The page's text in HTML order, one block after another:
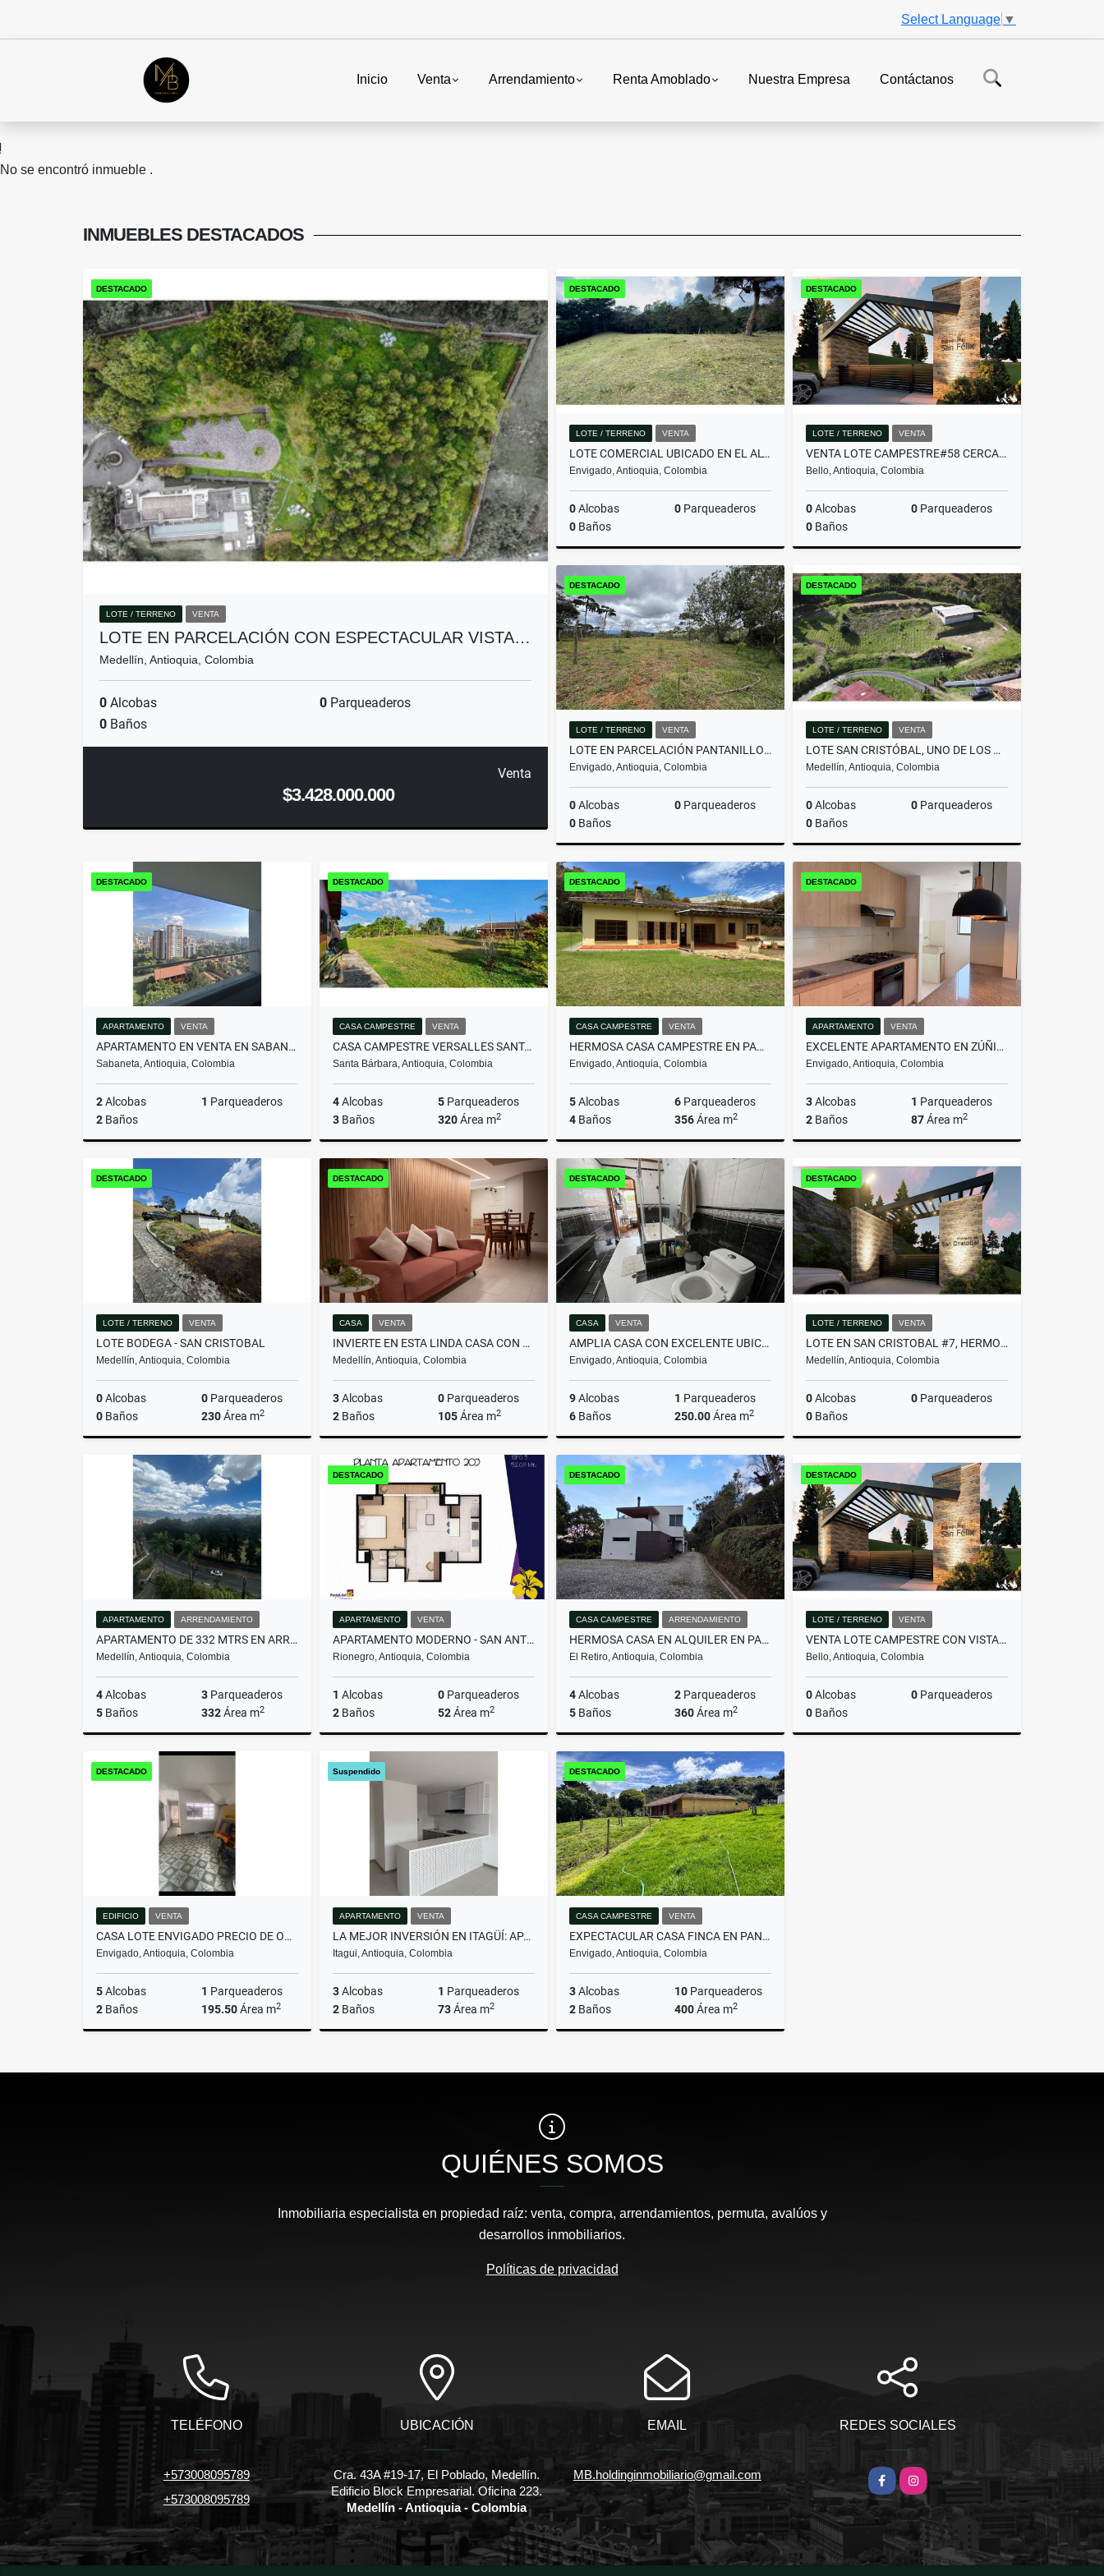
Select Language ▼
Inicio Venta Arrendamiento Renta Amoblado Nuestra Empresa Contáctanos
No se encontró inmueble .
INMUEBLES DESTACADOS
DESTACADO
LOTE / TERRENO VENTA
LOTE EN PARCELACIÓN CON ESPECTACULAR VISTA…
Medellín, Antioquia, Colombia
0 Alcobas 0 Parqueaderos
0 Baños
Venta
$3.428.000.000
DESTACADO
LOTE / TERRENO VENTA
LOTE COMERCIAL UBICADO EN EL ALTO DE PALMAS ANTES DEL PEAJE
Envigado, Antioquia, Colombia
0Alcobas 0 Parqueaderos
0 Baños
Venta
$9.999.999.999
DESTACADO
LOTE / TERRENO VENTA
VENTA LOTE CAMPESTRE#58 CERCA A MEDELLÍN, VISTA PANORÁMICA SIN PEAJE
Bello, Antioquia, Colombia
0Alcobas 0 Parqueaderos
0 Baños
Venta
$382.480.000
DESTACADO
LOTE / TERRENO VENTA
LOTE EN PARCELACIÓN PANTANILLO ENVIGADO ALTOS DE LA MANUELA
Envigado, Antioquia, Colombia
0Alcobas 0 Parqueaderos
0 Baños
Venta
$2.000.000.000
DESTACADO
LOTE / TERRENO VENTA
LOTE SAN CRISTÓBAL, UNO DE LOS MEJORES LOTES DE LA PARCELACIÓN
Medellín, Antioquia, Colombia
0Alcobas 0 Parqueaderos
0 Baños
Venta
$590.000.000
DESTACADO
APARTAMENTO VENTA
APARTAMENTO EN VENTA EN SABANETA | SECTOR EL CARMELO
Sabaneta, Antioquia, Colombia
2Alcobas 1 Parqueaderos
2 Baños
$580.000.000
DESTACADO
CASA CAMPESTRE VENTA
CASA CAMPESTRE VERSALLES SANTA BARBARA
Santa Bárbara, Antioquia, Colombia
4Alcobas 5 Parqueaderos
3 Baños 320Área m2
Venta
$465.000.000
DESTACADO
CASA CAMPESTRE VENTA
HERMOSA CASA CAMPESTRE EN PANTANILLO ENVIGADO
Envigado, Antioquia, Colombia
5Alcobas 6 Parqueaderos
4 Baños 356Área m2
Venta
$1.980.000.000
DESTACADO
APARTAMENTO VENTA
EXCELENTE APARTAMENTO EN ZÚÑIGA | UBICACIÓN ESTRATÉGICA Y SEGURA
Envigado, Antioquia, Colombia
3Alcobas 1 Parqueaderos
2 Baños 87Área m2
Venta
$780.000.000
DESTACADO
LOTE / TERRENO VENTA
LOTE BODEGA - SAN CRISTOBAL
Medellín, Antioquia, Colombia
0Alcobas 0 Parqueaderos
0 Baños 230Área m2
$563.850.000
DESTACADO
CASA VENTA
INVIERTE EN ESTA LINDA CASA CON PERMISO DE RENTAS CORTAS
Medellín, Antioquia, Colombia
3Alcobas 0 Parqueaderos
2 Baños 105Área m2
Venta
$1.200.000.000
Arrendamiento
DESTACADO
CASA VENTA
AMPLIA CASA CON EXCELENTE UBICACIÓN EN ENVIGADO!(MLS#252487)
Envigado, Antioquia, Colombia
9Alcobas 1 Parqueaderos
6 Baños 250.00Área m2
Venta
$1.100.000.000
DESTACADO
LOTE / TERRENO VENTA
LOTE EN SAN CRISTOBAL #7, HERMOSA VISTA PANORAMICA EN PARCELACION
Medellín, Antioquia, Colombia
0Alcobas 0 Parqueaderos
0 Baños
Venta
$357.480.000
APARTAMENTO ARRENDAMIENTO
APARTAMENTO DE 332 MTRS EN ARRIENDO EN EL POBLADO, MEDELLÍN
Medellín, Antioquia, Colombia
4Alcobas 3 Parqueaderos
5 Baños 332Área m2
Arrendamiento
DESTACADO
APARTAMENTO VENTA
APARTAMENTO MODERNO - SAN ANTONIO DE PEREIRA
Rionegro, Antioquia, Colombia
1 Alcobas 0 Parqueaderos
2 Baños 52Área m2
DESTACADO
CASA CAMPESTRE ARRENDAMIENTO
HERMOSA CASA EN ALQUILER EN PARCELACIÓN CAMPESTRE EN EL RETIRO
El Retiro, Antioquia, Colombia
4Alcobas 2 Parqueaderos
5 Baños 360Área m2
Arrendamiento
$13.000.000
DESTACADO
LOTE / TERRENO VENTA
VENTA LOTE CAMPESTRE CON VISTA PANORÁMICA -INVERSIÓN CERCA A MEDELLÍN.
Bello, Antioquia, Colombia
0Alcobas 0 Parqueaderos
0 Baños
DESTACADO
EDIFICIO VENTA
CASA LOTE ENVIGADO PRECIO DE OPORTUNIDAD
Envigado, Antioquia, Colombia
5Alcobas 1 Parqueaderos
2 Baños 195.50Área m2
$1.350.000.000
Suspendido
APARTAMENTO VENTA
LA MEJOR INVERSIÓN EN ITAGÜÍ: APARTAMENTO CON GRAN UBICACIÓN.
Itagui, Antioquia, Colombia
3Alcobas 1 Parqueaderos
2 Baños 73Área m2
$600.000.000
DESTACADO
CASA CAMPESTRE VENTA
EXPECTACULAR CASA FINCA EN PANTANILLO ALTO DE PALMAS
Envigado, Antioquia, Colombia
3Alcobas 10 Parqueaderos
2 Baños 400Área m2
$8.839.490.000
QUIÉNES SOMOS
Inmobiliaria especialista en propiedad raíz: venta, compra, arrendamientos, permuta, avalúos y
desarrollos inmobiliarios.
Políticas de privacidad
TELÉFONO
+573008095789
+573008095789
UBICACIÓN
Cra. 43A #19-17, El Poblado, Medellín.
Edificio Block Empresarial. Oficina 223.
Medellín - Antioquia - Colombia
EMAIL
MB.holdinginmobiliario@gmail.com
REDES SOCIALES
FacebookInstagram